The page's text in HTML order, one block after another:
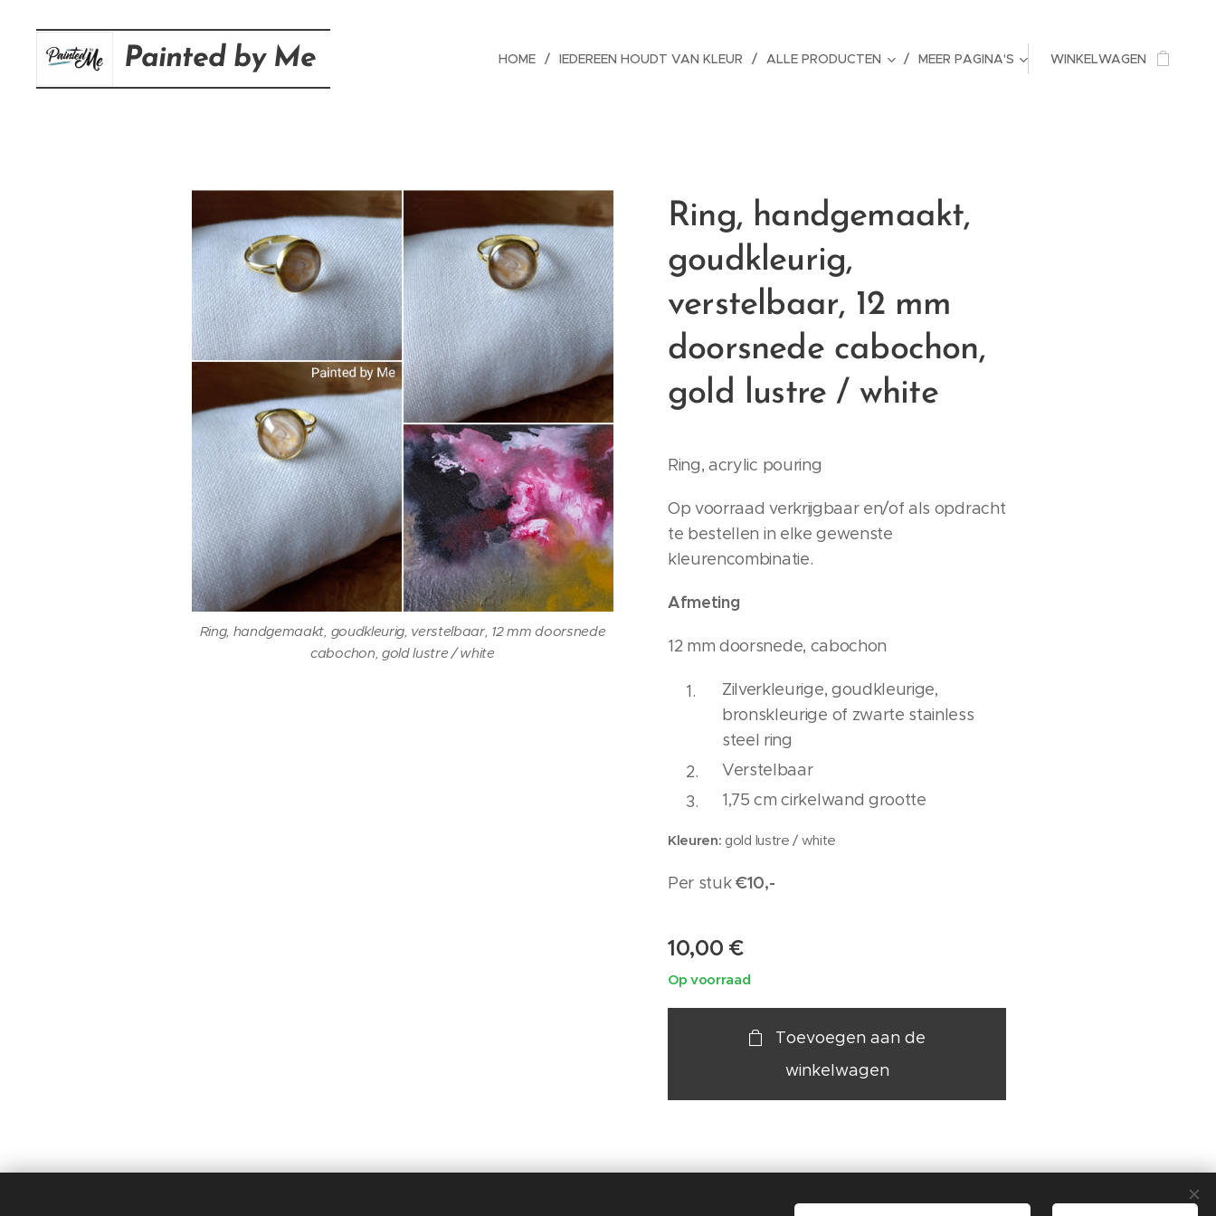
Painted byMe HOME IEDEREEN HOUDT VAN KLEUR ALLE PRODUCTEN MEER PAGINA'S WINKELWAGEN
Ring, handgemaakt,
goudkleurig,
verstelbaar, 12 mm
doorsnede cabochon,
gold lustre / white
Ring, handgemaakt, goudkleurig, verstelbaar, 12 mm doorsnede
cabochon, gold lustre / white
Ring, acrylic pouring
Op voorraad verkrijgbaar en/of als opdracht
te bestellen in elke gewenste
kleurencombinatie.
Afmeting
12 mm doorsnede, cabochon
Zilverkleurige, goudkleurige,
bronskleurige of zwarte stainless
steel ring
Verstelbaar
1,75 cm cirkelwand grootte
Kleuren: gold lustre / white
Per stuk€10,-
10,00 €
Op voorraad
Toevoegen aan de
winkelwagen